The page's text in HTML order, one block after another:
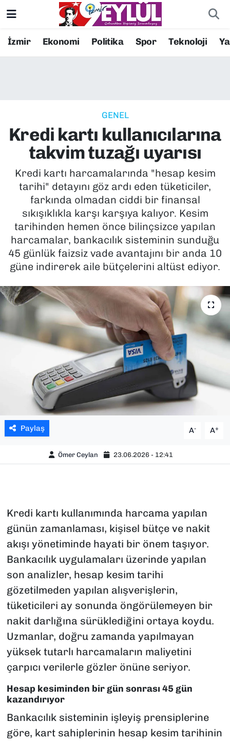
İzmir Ekonomi Politika Spor Teknoloji
GENEL
Kredi kartı kullanıcılarına
takvim tuzağı uyarısı
Kredi kartı harcamalarında "hesap kesim
tarihi" detayını göz ardı eden tüketiciler,
farkında olmadan ciddi bir finansal
sıkışıklıkla karşı karşıya kalıyor. Kesim
tarihinden hemen önce bilinçsizce yapılan
harcamalar, bankacılık sisteminin sunduğu
45 günlük faizsiz vade avantajını bir anda 10
güne indirerek aile bütçelerini altüst ediyor.
Paylaş A- A+
Ömer Ceylan 23.06.2026 - 12:41
Kredi kartı kullanımında harcama yapılan
günün zamanlaması, kişisel bütçe ve nakit
akışı yönetiminde hayati bir önem taşıyor.
Bankacılık uygulamaları üzerinde yapılan
son analizler, hesap kesim tarihi
gözetilmeden yapılan alışverişlerin,
tüketicileri ay sonunda öngörülemeyen bir
nakit darlığına sürüklediğini ortaya koydu.
Uzmanlar, doğru zamanda yapılmayan
yüksek tutarlı harcamaların maliyetini
çarpıcı verilerle gözler önüne seriyor.
Hesap kesiminden bir gün sonrası 45 gün
kazandırıyor
Bankacılık sisteminin işleyiş prensiplerine
göre, kart sahiplerinin hesap kesim tarihinin
Resmi İlanlar
EKONOMİ
KÜLTÜR SANAT
MAGAZİN
POLİTİKA
SAĞLIK
TEKNOLOJİ
YAŞAM
YEREL YÖNETİMLER
Konak Nöbetçi Eczaneler
Süper Lig Puan Durumu ve Fikstür
Tüm Manşetler
Son Dakika Haberleri
Haber Arşivi